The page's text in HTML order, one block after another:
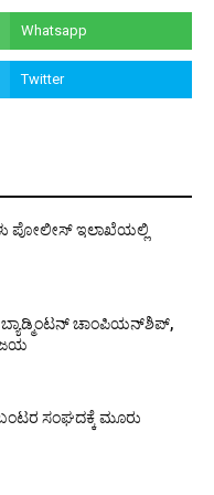
ಪೋಲೀಸ್ ಇಲಾಖೆಯಲ್ಲಿ
ಚಾಂಪಿಯನ್‌ಶಿಪ್,
ಸಂಘದಕ್ಕೆ ಮೂರು